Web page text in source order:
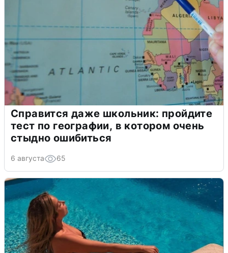
Справится даже школьник: пройдите
тест по географии, в котором очень
стыдно ошибиться
6 августа 65